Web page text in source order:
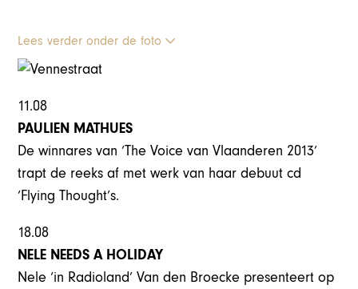
Lees verder onder de foto
11.08
PAULIEN MATHUES
De winnares van ‘The Voice van Vlaanderen 2013’
trapt de reeks af met werk van haar debuut cd
‘Flying Thought’s.
18.08
NELE NEEDS A HOLIDAY
Nele ‘in Radioland’ Van den Broecke presenteert op